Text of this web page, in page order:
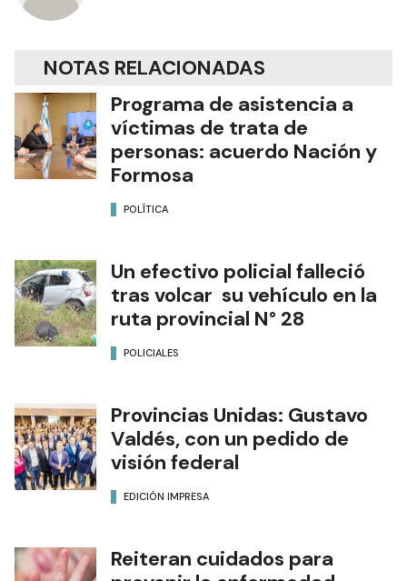
NOTAS RELACIONADAS
Programa de asistencia a
víctimas de trata de
personas: acuerdo Nación y
Formosa
POLÍTICA
Un efectivo policial falleció
tras volcar su vehículo en la
ruta provincial N° 28
POLICIALES
Provincias Unidas: Gustavo
Valdés, con un pedido de
visión federal
EDICIÓN IMPRESA
Reiteran cuidados para